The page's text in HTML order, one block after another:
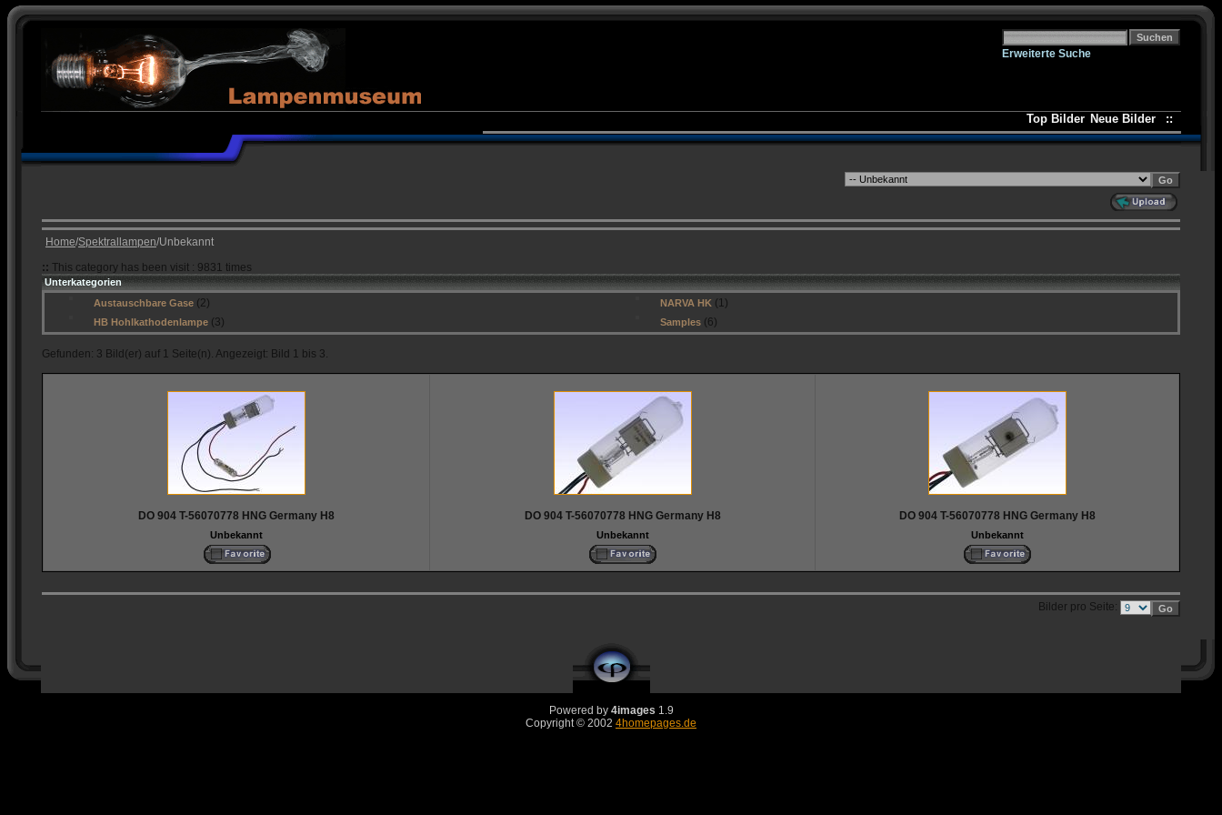
Erweiterte Suche
Top Bilder Neue Bilder ::
Home/Spektrallampen/Unbekannt
:: This category has been visit : 9831 times
Unterkategorien
Austauschbare Gase (2)
HB Hohlkathodenlampe (3)
NARVA HK (1)
Samples (6)
Gefunden: 3 Bild(er) auf 1 Seite(n). Angezeigt: Bild 1 bis 3.
DO 904 T-56070778 HNG Germany H8
Unbekannt
DO 904 T-56070778 HNG Germany H8
Unbekannt
DO 904 T-56070778 HNG Germany H8
Unbekannt
Bilder pro Seite:
Powered by 4images 1.9
Copyright © 2002 4homepages.de